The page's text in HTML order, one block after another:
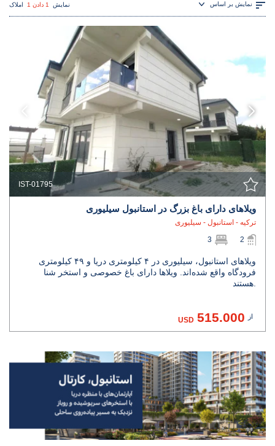
نمایش بر اساس نمایش 1 دادن 1 املاک
IST-01795
ویلاهای دارای باغ بزرگ در استانبول سیلیوری
ترکیه - استانبول - سیلیوری
3 2
ویلاهای استانبول، سیلیوری در ۴ کیلومتری دریا و ۴۹ کیلومتری
فرودگاه واقع شده‌اند. ویلاها دارای باغ خصوصی و استخر شنا
از 515.000
USD